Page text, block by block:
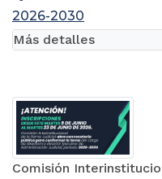
2026-2030
Comisión
Más detalles